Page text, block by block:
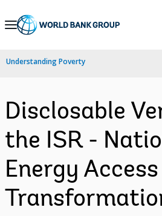
Skip
Navigation
Understanding Poverty
Disclosable
the ISR -
Energy Access